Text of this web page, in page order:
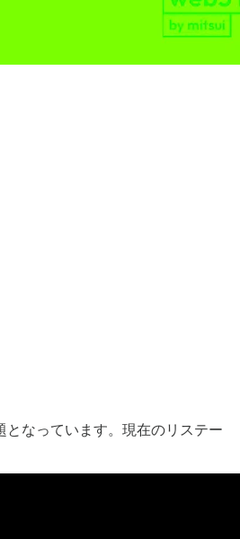
となっています。現在のリステー